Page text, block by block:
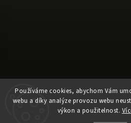
Používáme cookies, abychom Vám
webu a díky analýze provozu webu
výkon a použitelnost.
Sledovat na Instagramu